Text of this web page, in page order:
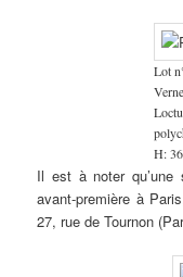
Lot
H:
Il est à noter
avant-première à
27, rue de Tournon